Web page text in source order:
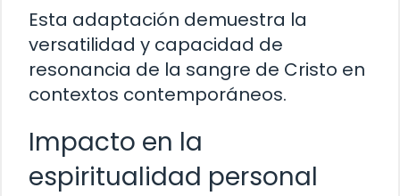
Esta adaptación demuestra la
versatilidad y capacidad de
resonancia de la sangre de Cristo en
contextos contemporáneos.
Impacto en la
espiritualidad personal